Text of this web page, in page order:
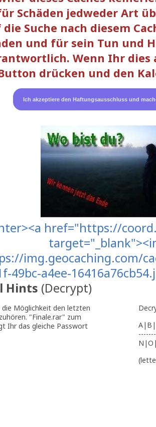
Schäden jedweder Art
Suche nach diesem
und für sein Tun und
Wenn Ihr
drücken und den
Ich akzeptiere den Haftungsausschluss und
href="https://
img.geocaching.com/
49bc-a4ee-
Hints (Decrypt)
Möglichkeit den letzten
"Finale.rar" zum
Ihr das gleiche Passwort